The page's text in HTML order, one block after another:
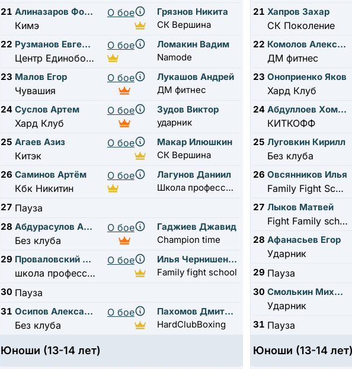
21
Алиназаров Фориг
Кимэ
О бое
Грязнов Никита
СК Вершина
22
Рузманов Евгений
Центр Единоборств Жуковский
О бое
Ломакин Вадим
Namode
23 Малов Егор
Чувашия
О бое
Лукашов Андрей
ДМ фитнес
24 Суслов Артем
Хард Клуб
О бое
Зудов Виктор
ударник
25 Агаев Азиз
Китэк
О бое
Макар Илюшкин
СК Вершина
26 Саминов Артём
Кбк Никитин
О бое
Лагунов Даниил
Школа профессионального бокса А.Н. Ткаченко
27 Пауза
28 Абдурасулов Алишер
Без клуба
О бое
Гаджиев Джавид
Champion time
29
Проваловский Максим
школа профессионального бокса Виктора Петровича Аг
О бое
Илья Чернишенко
Family fight school
30 Пауза
31 Осипов Александр
Без клуба
О бое
Пахомов Дмитрий
HardClubBoxing
Юноши (13-14 лет)
21 Хапров Захар
СК Поколение
22
Комолов Александр
ДМ фитнес
23 Оноприенко Яков
Хард Клуб
24
Абдуллоев Хомидджон
КИТКОФФ
25 Луговкин Кирилл
Без клуба
26 Овсянников Илья
Family Fight School
27 Лыков Матвей
Fight Family school
28 Афанасьев Егор
Ударник
29 Пауза
30 Смолькин Михаил
Ударник
31 Пауза
Юноши (13-14 лет)